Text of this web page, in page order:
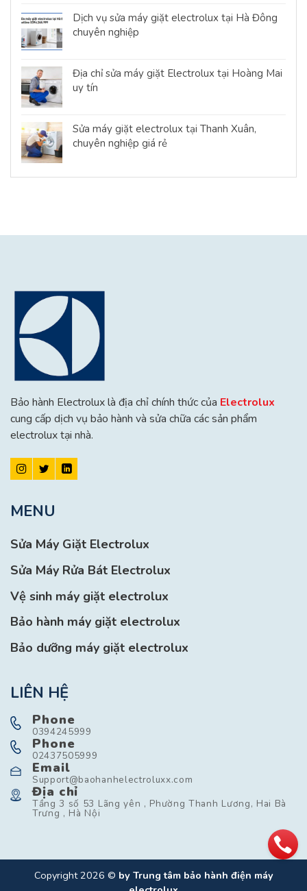
Dịch vụ sửa máy giặt electrolux tại Hà Đông
chuyên nghiệp
Địa chỉ sửa máy giặt Electrolux tại Hoàng Mai
uy tín
Sửa máy giặt electrolux tại Thanh Xuân,
chuyên nghiệp giá rẻ
Bảo hành Electrolux là địa chỉ chính thức của Electrolux
cung cấp dịch vụ bảo hành và sửa chữa các sản phẩm
electrolux tại nhà.
MENU
Sửa Máy Giặt Electrolux
Sửa Máy Rửa Bát Electrolux
Vệ sinh máy giặt electrolux
Bảo hành máy giặt electrolux
Bảo dưỡng máy giặt electrolux
LIÊN HỆ
Phone
0394245999
Phone
02437505999
Email
Support@baohanhelectroluxx.com
Địa chỉ
Tầng 3 số 53 Lãng yên , Phường Thanh Lương, Hai Bà
Trưng , Hà Nội
Copyright 2026 © by Trung tâm bảo hành điện máy